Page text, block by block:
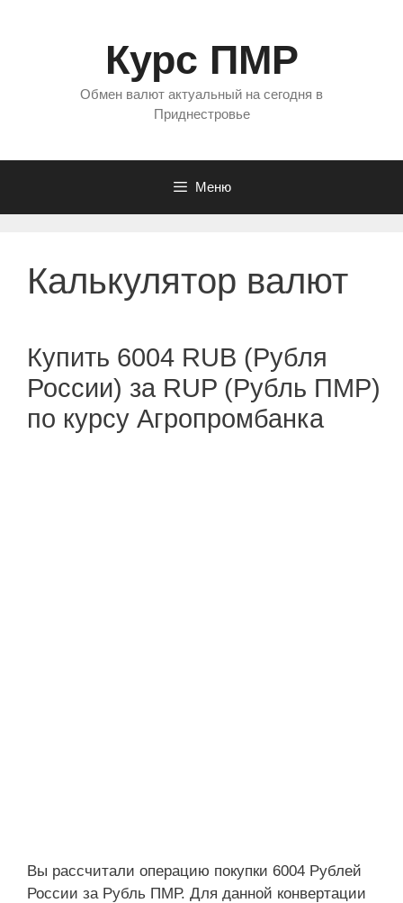
Курс ПМР
Обмен валют актуальный на сегодня в
Приднестровье
Меню
Калькулятор валют
Купить 6004 RUB (Рубля
России) за RUP (Рубль ПМР)
по курсу Агропромбанка
Вы рассчитали операцию покупки 6004 Рублей
России за Рубль ПМР. Для данной конвертации